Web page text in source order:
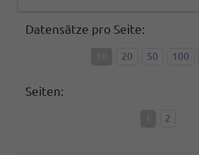
Datensätze pro Seite:
20 50 100
Seiten:
2